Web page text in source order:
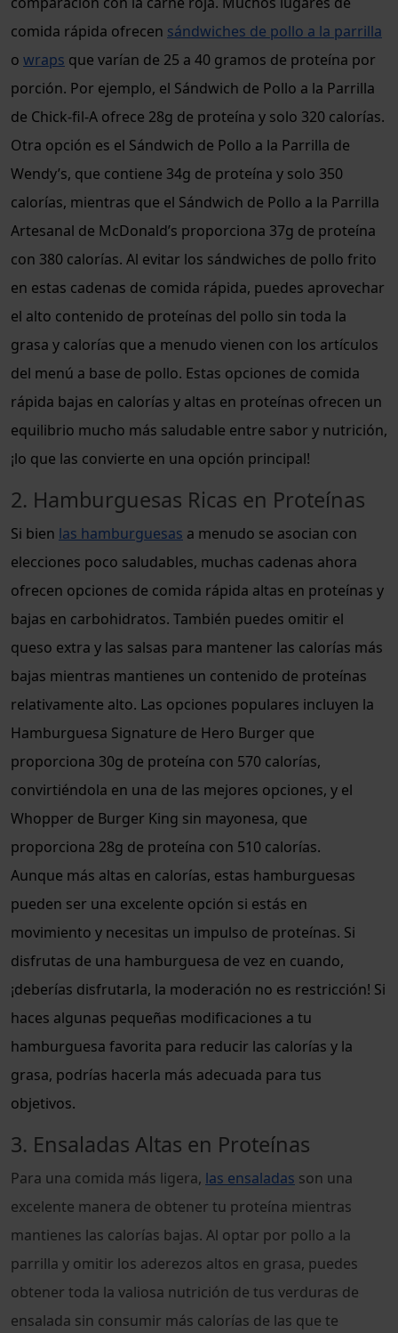
comida rápida ofrecen sándwiches de pollo a la parrilla
o wraps que varían de 25 a 40 gramos de proteína por
porción. Por ejemplo, el Sándwich de Pollo a la Parrilla
de Chick-fil-A ofrece 28g de proteína y solo 320 calorías.
Otra opción es el Sándwich de Pollo a la Parrilla de
Wendy’s, que contiene 34g de proteína y solo 350
calorías, mientras que el Sándwich de Pollo a la Parrilla
Artesanal de McDonald’s proporciona 37g de proteína
con 380 calorías. Al evitar los sándwiches de pollo frito
en estas cadenas de comida rápida, puedes aprovechar
el alto contenido de proteínas del pollo sin toda la
grasa y calorías que a menudo vienen con los artículos
del menú a base de pollo. Estas opciones de comida
rápida bajas en calorías y altas en proteínas ofrecen un
equilibrio mucho más saludable entre sabor y nutrición,
¡lo que las convierte en una opción principal!
2. Hamburguesas Ricas en Proteínas
Si bien las hamburguesas a menudo se asocian con
elecciones poco saludables, muchas cadenas ahora
ofrecen opciones de comida rápida altas en proteínas y
bajas en carbohidratos. También puedes omitir el
queso extra y las salsas para mantener las calorías más
bajas mientras mantienes un contenido de proteínas
relativamente alto. Las opciones populares incluyen la
Hamburguesa Signature de Hero Burger que
proporciona 30g de proteína con 570 calorías,
convirtiéndola en una de las mejores opciones, y el
Whopper de Burger King sin mayonesa, que
proporciona 28g de proteína con 510 calorías.
Aunque más altas en calorías, estas hamburguesas
pueden ser una excelente opción si estás en
movimiento y necesitas un impulso de proteínas. Si
disfrutas de una hamburguesa de vez en cuando,
¡deberías disfrutarla, la moderación no es restricción! Si
haces algunas pequeñas modificaciones a tu
hamburguesa favorita para reducir las calorías y la
grasa, podrías hacerla más adecuada para tus
objetivos.
3. Ensaladas Altas en Proteínas
Para una comida más ligera, las ensaladas son una
excelente manera de obtener tu proteína mientras
mantienes las calorías bajas. Al optar por pollo a la
parrilla y omitir los aderezos altos en grasa, puedes
obtener toda la valiosa nutrición de tus verduras de
ensalada sin consumir más calorías de las que te